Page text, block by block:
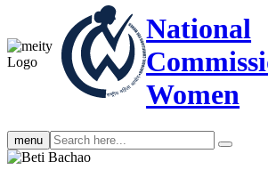
National
Women
menu Search
search